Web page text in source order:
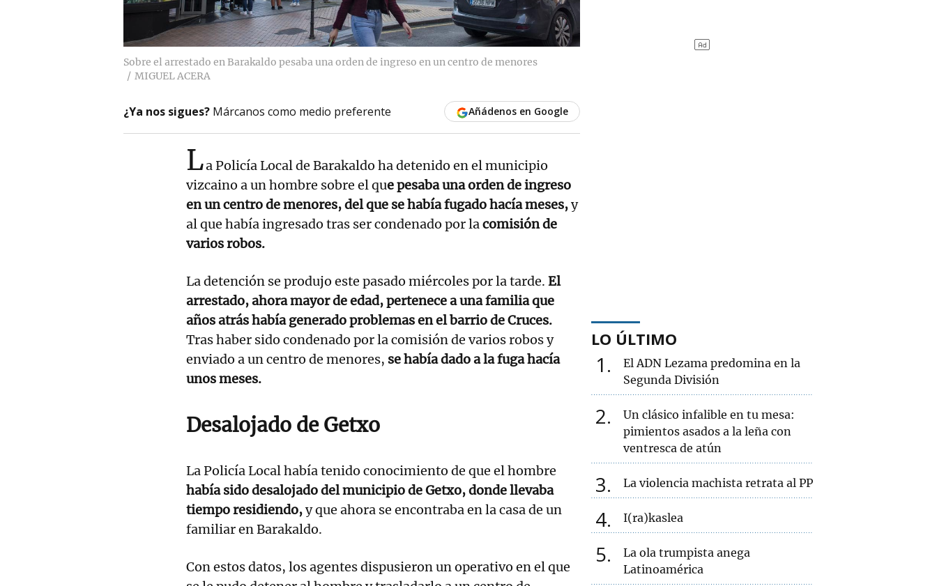
Sobre el arrestado en Barakaldo pesaba una orden de ingreso en un centro de menores
MIGUEL ACERA
¿Ya nos sigues? Márcanos como medio preferente Añádenos en Google
La Policía Local de Barakaldo ha detenido en el municipio
vizcaino a un hombre sobre el que pesaba una orden de ingreso
en un centro de menores, del que se había fugado hacía meses,y
al que había ingresado tras ser condenado por lacomisión de
varios robos.
La detención se produjo este pasado miércoles por la tarde. El
arrestado, ahora mayor de edad, pertenece a una familia que
años atrás había generado problemas en el barrio de Cruces.
Tras haber sido condenado por la comisión de varios robos y
enviado a un centro de menores, se había dado a la fuga hacía
unos meses.
Desalojado de Getxo
La Policía Local había tenido conocimiento de que el hombre
había sido desalojado del municipio de Getxo, donde llevaba
tiempo residiendo,y que ahora se encontraba en la casa de un
familiar en Barakaldo.
Con estos datos, los agentes dispusieron un operativo en el que
LO ÚLTIMO
1
El ADN Lezama predomina en la
Segunda División
2
Un clásico infalible en tu mesa:
pimientos asados a la leña con
ventresca de atún
3 La violencia machista retrata al PP
4 I(ra)kaslea
5
La ola trumpista anega
Latinoamérica